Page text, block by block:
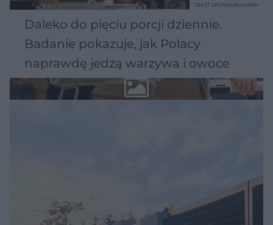
Daleko do pięciu porcji dziennie.
Badanie pokazuje, jak Polacy
naprawdę jedzą warzywa i owoce
TEKST SPONSOROWANY